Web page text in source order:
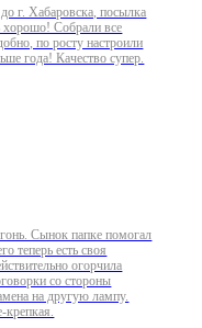
г. Хабаровска, посылка
хорошо! Собрали все
по росту настроили
года! Качество супер.
Сынок папке помогал
теперь есть своя
огорчила
со стороны
на другую лампу.
крепкая.